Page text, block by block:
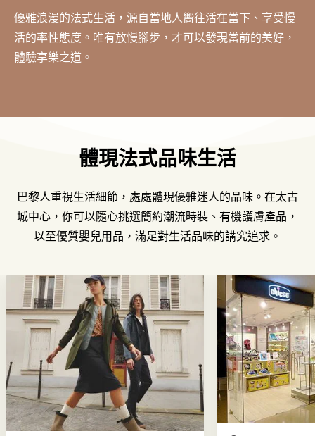
優雅浪漫的法式生活，源自當地人嚮往活在當下、享受慢
活的率性態度。唯有放慢腳步，才可以發現當前的美好，
體驗享樂之道。
體現法式品味生活
巴黎人重視生活細節，處處體現優雅迷人的品味。在太古
城中心，你可以隨心挑選簡約潮流時裝、有機護膚產品，
以至優質嬰兒用品，滿足對生活品味的講究追求。